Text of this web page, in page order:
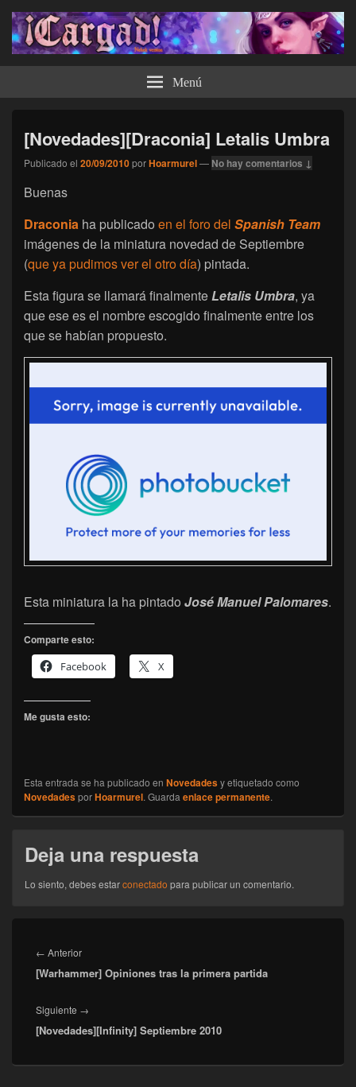
¡Cargad! Menú
[Novedades][Draconia] Letalis Umbra
Publicado el 20/09/2010porHoarmurel— No hay comentarios ↓
Buenas
Draconia ha publicado en el foro del Spanish Team
imágenes de la miniatura novedad de Septiembre
(que ya pudimos ver el otro día) pintada.
Esta figura se llamará finalmenteLetalis Umbra, ya
que ese es el nombre escogido finalmente entre los
que se habían propuesto.
Esta miniatura la ha pintado José Manuel Palomares.
Comparte esto:
Facebook
X
Me gusta esto:
Esta entrada se ha publicado en Novedadesy etiquetado como
NovedadesporHoarmurel. Guarda enlace permanente.
Deja una respuesta
Lo siento, debes estarconectado para publicar un comentario.
de
entradas
← AnteriorEntrada
anterior:
[Warhammer] Opiniones tras la primera partida
Siguiente →
siguiente:
[Novedades][Infinity] Septiembre 2010